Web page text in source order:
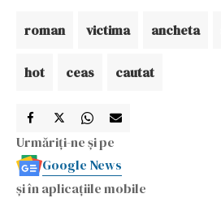
roman victima ancheta
hot ceas cautat
Urmăriți-ne și pe
Google News
și în aplicațiile mobile